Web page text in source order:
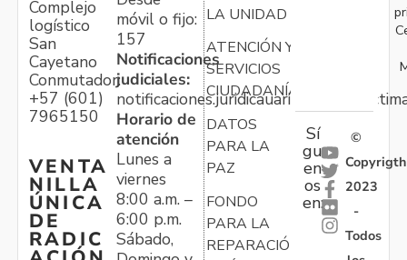
Complejo
logístico
San
Cayetano
Conmutador:
+57 (601)
7965150
VENTA
NILLA
ÚNICA
DE
RADIC
móvil o fijo:
157
Notificaciones
judiciales:
Horario de
atención
Lunes a
viernes
8:00 a.m. –
6:00 p.m.
Sábado,
LA UNIDAD
ATENCIÓN Y
SERVICIOS
CIUDADANÍA
DATOS
PARA LA
PAZ
FONDO
PARA LA
REPARACIÓN
Sí
gu
en
os
en:
©
Copyrigth
2023
-
Todos